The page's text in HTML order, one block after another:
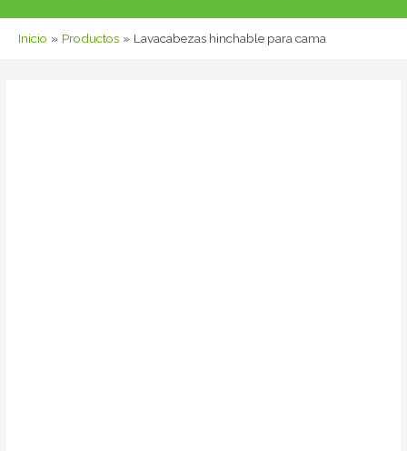
Inicio Productos Lavacabezas hinchable para cama